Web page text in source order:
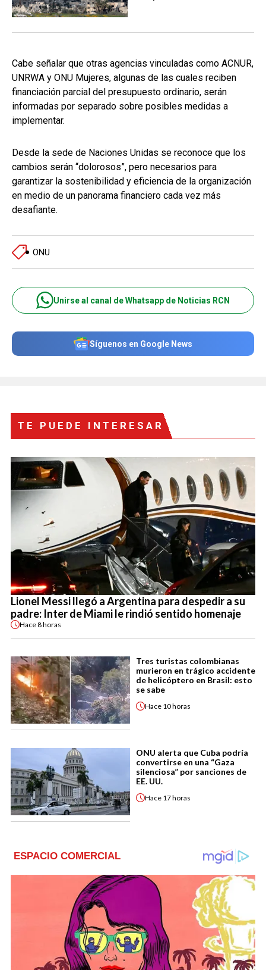
Cabe señalar que otras agencias vinculadas como ACNUR,
UNRWA y ONU Mujeres, algunas de las cuales reciben
financiación parcial del presupuesto ordinario, serán
informadas por separado sobre posibles medidas a
implementar.
Desde la sede de Naciones Unidas se reconoce que los
cambios serán “dolorosos”, pero necesarios para
garantizar la sostenibilidad y eficiencia de la organización
en medio de un panorama financiero cada vez más
desafiante.
ONU
Unirse al canal de Whatsapp de Noticias RCN
Síguenos en Google News
TE PUEDE INTERESAR
Lionel Messi llegó a Argentina para despedir a su
padre: Inter de Miami le rindió sentido homenaje
Hace8 horas
Tres turistas colombianas
murieron en trágico accidente
de helicóptero en Brasil: esto
se sabe
Hace 10 horas
ONU alerta que Cuba podría
convertirse en una “Gaza
silenciosa” por sanciones de
EE. UU.
Hace 17 horas